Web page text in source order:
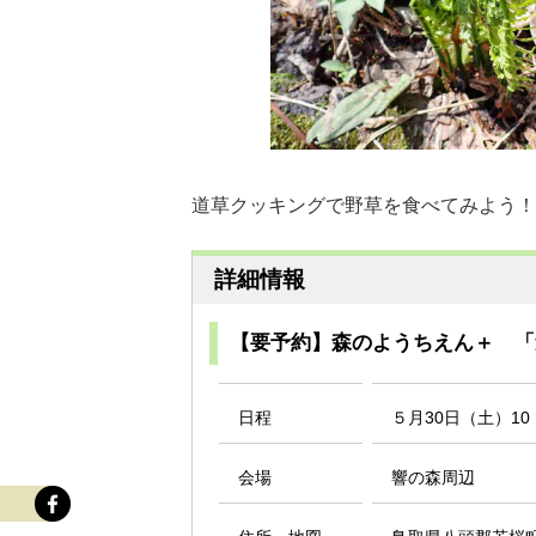
道草クッキングで野草を食べてみよう！
詳細情報
【要予約】森のようちえん＋
日程 ５月30日（土）
会場 響の森周辺